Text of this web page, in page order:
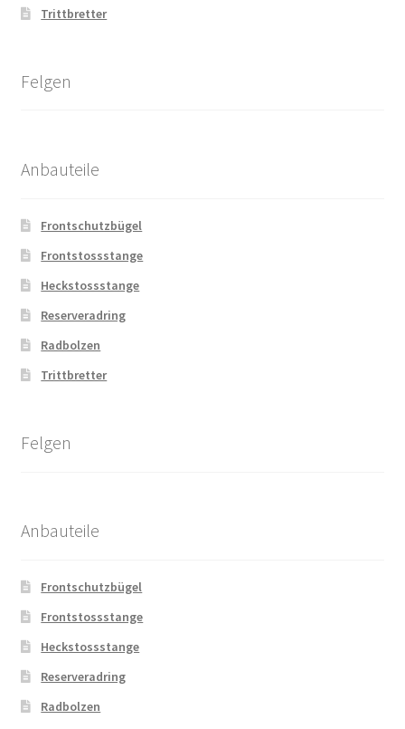
Trittbretter
Felgen
Anbauteile
Frontschutzbügel
Frontstossstange
Heckstossstange
Reserveradring
Radbolzen
Trittbretter
Felgen
Anbauteile
Frontschutzbügel
Frontstossstange
Heckstossstange
Reserveradring
Radbolzen